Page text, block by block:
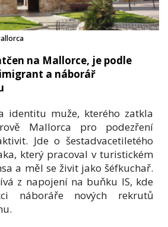
na Mallorce, je podle
a náborář
identitu muže, kterého zatkla
Mallorca pro podezření
Jde o šestadvacetiletého
který pracoval v turistickém
a měl se živit jako šéfkuchař.
z napojení na buňku IS, kde
náboráře nových rekrutů